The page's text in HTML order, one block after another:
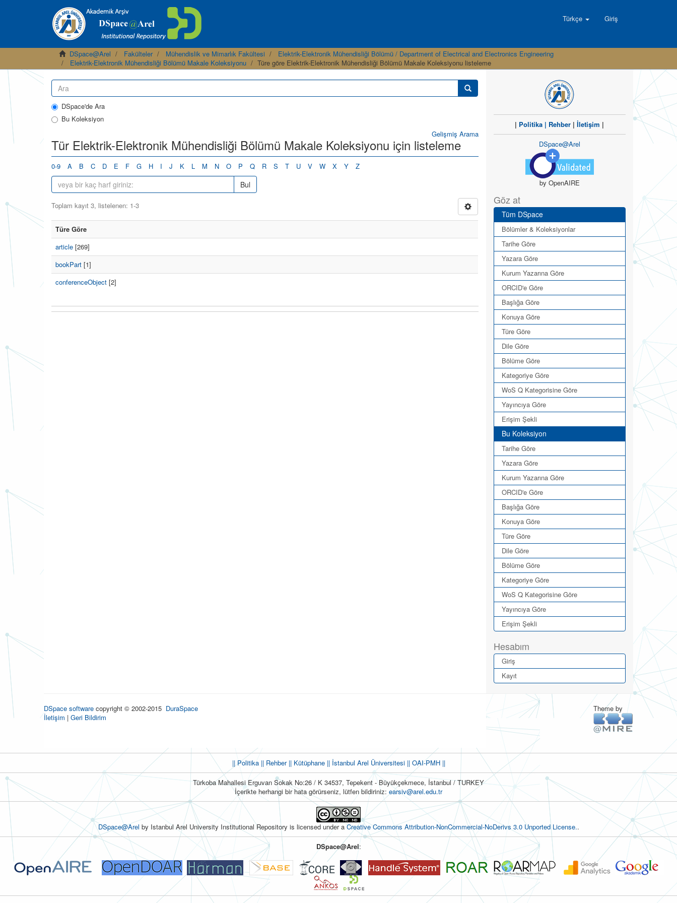
Türkçe Giriş
DSpace@Arel Fakülteler Mühendislik ve Mimarlık Fakültesi
Elektrik-Elektronik Mühendisliği Bölümü / Department of Electrical and Electronics Engineering
Elektrik-Elektronik Mühendisliği Bölümü Makale Koleksiyonu
Türe göre Elektrik-Elektronik Mühendisliği Bölümü Makale Koleksiyonu listeleme
DSpace'de Ara
Bu Koleksiyon
Gelişmiş Arama
Tür Elektrik-Elektronik Mühendisliği Bölümü Makale Koleksiyonu için listeleme
0-9 A B C D E F G H I J K L M N O P Q R S T U V W X Y Z
Bul
Toplam kayıt 3, listelenen: 1-3
Türe Göre
article [269]
bookPart [1]
conferenceObject [2]
| Politika | Rehber |İletişim |
DSpace@Arel
by OpenAIRE
Göz at
Tüm DSpace
Bölümler & Koleksiyonlar
Tarihe Göre
Yazara Göre
Kurum Yazarına Göre
ORCID'e Göre
Başlığa Göre
Konuya Göre
Türe Göre
Dile Göre
Bölüme Göre
Kategoriye Göre
WoS Q Kategorisine Göre
Yayıncıya Göre
Erişim Şekli
Bu Koleksiyon
Tarihe Göre
Yazara Göre
Kurum Yazarına Göre
ORCID'e Göre
Başlığa Göre
Konuya Göre
Türe Göre
Dile Göre
Bölüme Göre
Kategoriye Göre
WoS Q Kategorisine Göre
Yayıncıya Göre
Erişim Şekli
Hesabım
Giriş
Kayıt
DSpace software copyright © 2002-2015 DuraSpace
İletişim | Geri Bildirim
Theme by
|| Politika|| Rehber|| Kütüphane|| İstanbul Arel Üniversitesi ||OAI-PMH ||
Türkoba Mahallesi Erguvan Sokak No:26 / K 34537, Tepekent - Büyükçekmece, İstanbul / TURKEY
İçerikte herhangi bir hata görürseniz, lütfen bildiriniz: earsiv@arel.edu.tr
DSpace@Arel by Istanbul Arel University Institutional Repository is licensed under aCreative Commons Attribution-NonCommercial-NoDerivs 3.0 Unported License..
DSpace@Arel: